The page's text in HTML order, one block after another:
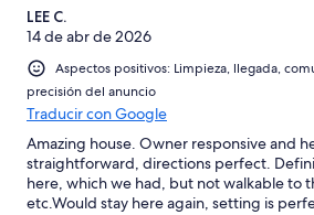
LEE C.
14 de abr de 2026
Aspectos positivos: Limpieza, llegada,
precisión del anuncio
Traducir con Google
Amazing house. Owner responsive and
straightforward, directions perfect.
here, which we had, but not walkable to
etc.Would stay here again, setting is